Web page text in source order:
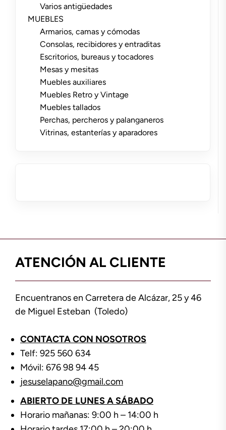
Varios antigüedades
MUEBLES
Armarios, camas y cómodas
Consolas, recibidores y entraditas
Escritorios, bureaus y tocadores
Mesas y mesitas
Muebles auxiliares
Muebles Retro y Vintage
Muebles tallados
Perchas, percheros y palanganeros
Vitrinas, estanterías y aparadores
ATENCIÓN AL CLIENTE
Encuentranos en Carretera de Alcázar, 25 y 46
de Miguel Esteban (Toledo)
CONTACTA CON NOSOTROS
Telf: 925 560 634
Móvil: 676 98 94 45
jesuselapano@gmail.com
ABIERTO DE LUNES A SÁBADO
Horario mañanas: 9:00 h – 14:00 h